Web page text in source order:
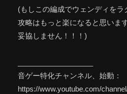
(もしこの編成でウェンディをラ
攻略はもっと楽になると思いま
妥協しません！！！)
音ゲー特化チャンネル、始動：
https://www.youtube.com/